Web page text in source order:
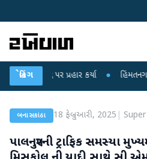
બ્રેકિંગ
પર પ્રહાર કર્યા ● હિંમતનગરમાં
બનાસકાંઠા 18 ફેબ્રુઆરી, 2025
પાલનપુરની ટ્રાફિક સમસ્યા